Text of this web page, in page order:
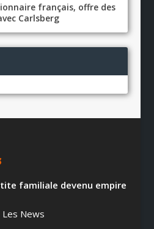
français, offre des
Carlsberg
familiale devenu empire
Les News